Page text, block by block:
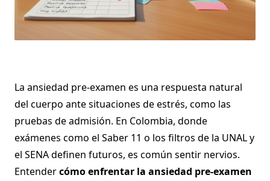
La ansiedad pre-examen es una respuesta natural
del cuerpo ante situaciones de estrés, como las
pruebas de admisión. En Colombia, donde
exámenes como el Saber 11 o los filtros de la UNAL y
el SENA definen futuros, es común sentir nervios.
Entendercómo enfrentar la ansiedad pre-examen